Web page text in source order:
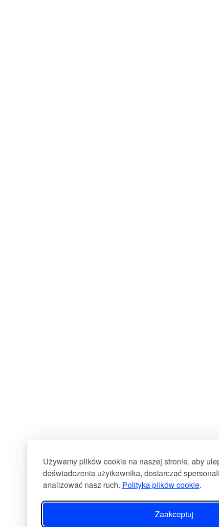
Używamy plików cookie na naszej stronie, aby
doświadczenia użytkownika, dostarczać
analizować nasz ruch. Polityka plików cookie.
Zaakceptuj